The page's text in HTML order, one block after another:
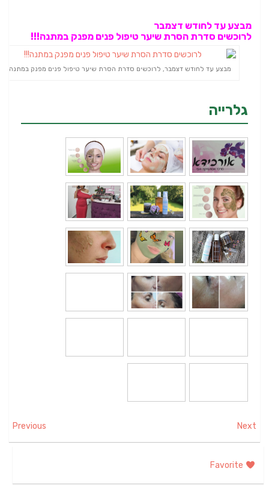
מבצע עד לחודש דצמבר
לרוכשים סדרת הסרת שיער טיפול פנים מפנק במתנה!!!
מבצע עד לחודש דצמבר, לרוכשים סדרת הסרת שיער טיפול פנים מפנק במתנה!!!
גלרייה
Previous Next